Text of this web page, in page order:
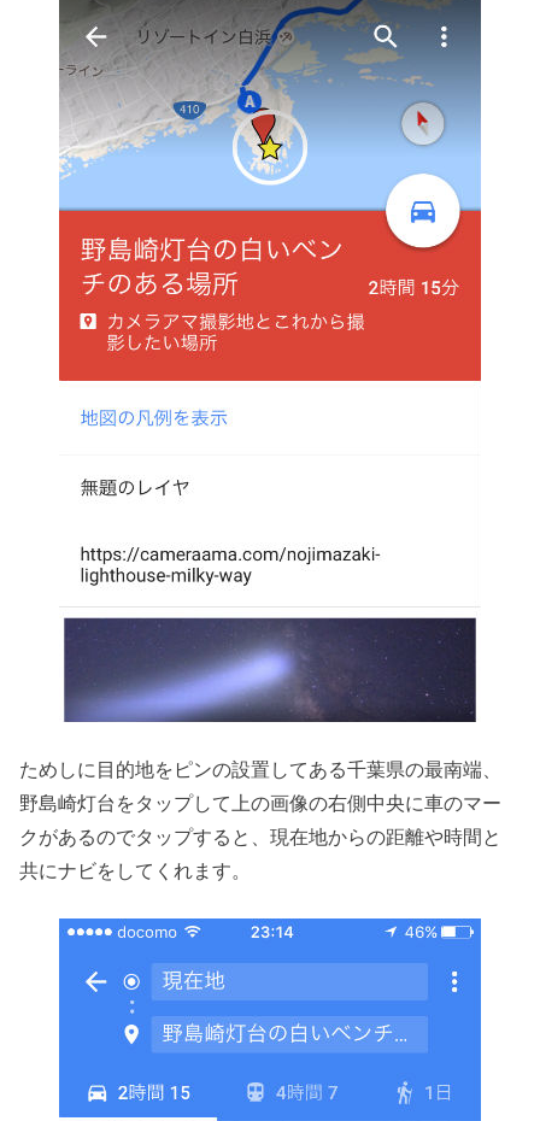
ためしに目的地をピンの設置してある千葉県の最南端、
野島崎灯台をタップして上の画像の右側中央に車のマー
クがあるのでタップすると、現在地からの距離や時間と
共にナビをしてくれます。